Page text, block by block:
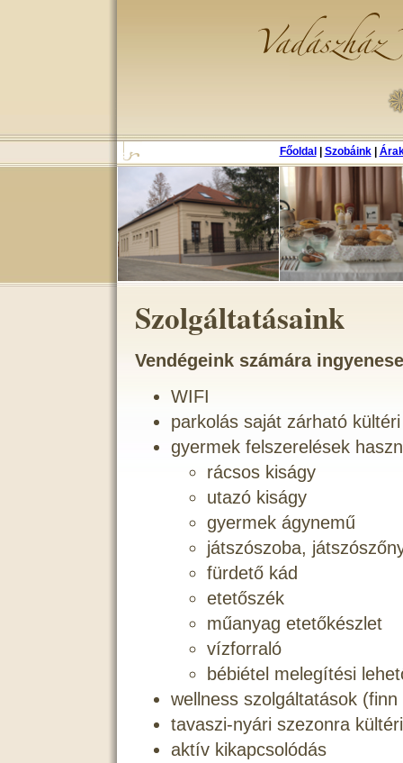
Főoldal Szobáink|
Szolgáltatásaink
Vendégeink számára
WIFI
parkolás saját zárható
gyermek felszerelések
rácsos kiságy
utazó kiságy
gyermek ágynemű
játszószoba,
fürdető kád
etetőszék
műanyag etetőkészlet
vízforraló
bébiétel melegítési
wellness szolgáltatások
tavaszi-nyári szezonra
aktív kikapcsolódás